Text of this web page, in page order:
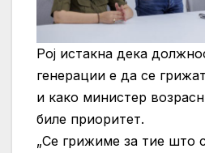
Рој истакна дека
генерации е да се
и како министер
биле приоритет.
„Се грижиме за тие што